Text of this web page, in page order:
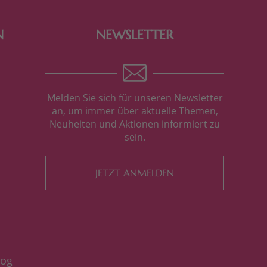
NEWSLETTER
Melden Sie sich für unseren Newsletter
an, um immer über aktuelle Themen,
Neuheiten und Aktionen informiert zu
sein.
JETZT ANMELDEN